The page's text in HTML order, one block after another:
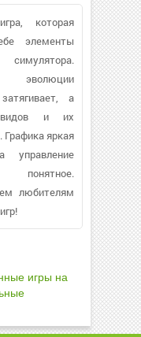
которая
элементы
а
видов и их
Графика яркая
управление
понятное.
любителям
игры на